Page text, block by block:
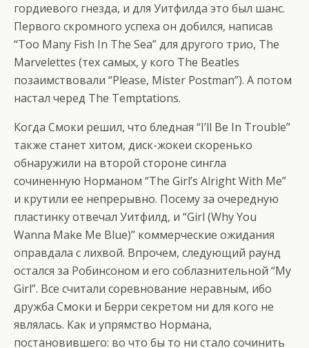
гордиевого гнезда, и для Уитфилда это был шанс.
Первого скромного успеха он добился, написав
“Too Many Fish In The Sea” для другого трио, The
Marvelettes (тех самых, у кого The Beatles
позаимствовали “Please, Mister Postman”). А потом
настал черед The Temptations.
Когда Смоки решил, что бледная “I’ll Be In Trouble”
также станет хитом, диск-жокеи скоренько
обнаружили на второй стороне сингла
сочиненную Норманом “The Girl’s Alright With Me”
и крутили ее непрерывно. Посему за очередную
пластинку отвечал Уитфилд, и “Girl (Why You
Wanna Make Me Blue)” коммерческие ожидания
оправдала с лихвой. Впрочем, следующий раунд
остался за Робинсоном и его соблазнительной “My
Girl”. Все считали соревнование неравным, ибо
дружба Смоки и Берри секретом ни для кого не
являлась. Как и упрямство Нормана,
постановившего: во что бы то ни стало сочинить